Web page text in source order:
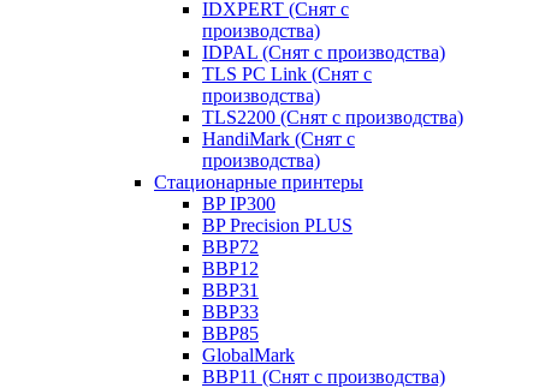
IDXPERT (Снят с
производства)
IDPAL (Снят с производства)
TLS PC Link (Снят с
производства)
TLS2200 (Снят с производства)
HandiMark (Снят с
производства)
Стационарные принтеры
BP IP300
BP Precision PLUS
BBP72
BBP12
BBP31
BBP33
BBP85
GlobalMark
BBP11 (Снят с производства)